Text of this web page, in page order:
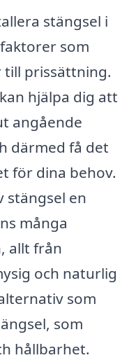
stängsel i
som
till prissättning.
hjälpa dig att
angående
därmed få det
för dina behov.
stängsel en
många
allt från
och naturlig
som
som
hållbarhet.